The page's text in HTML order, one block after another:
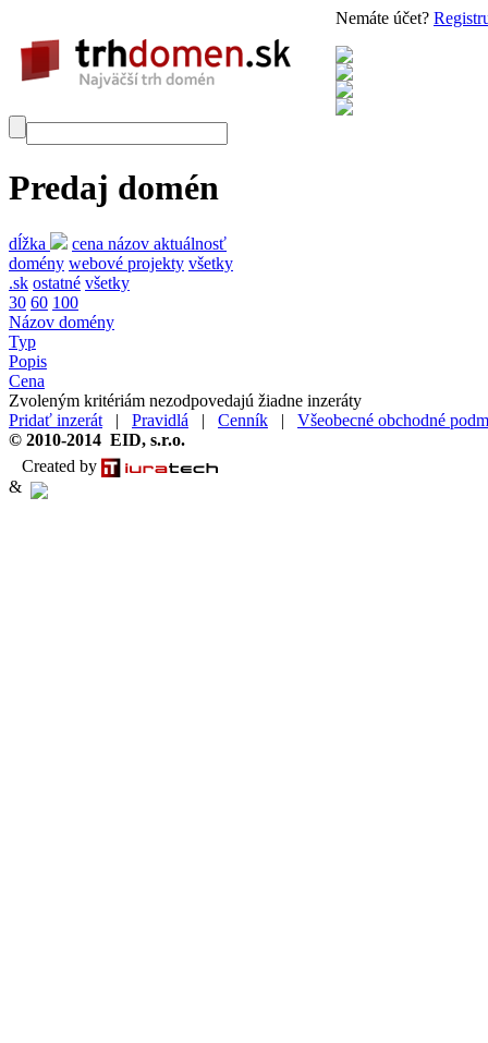
Nemáte účet?
Predaj domén
dĺžka cena názov aktuálnosť
domény webové projekty všetky
.sk ostatné všetky
30 60 100
Názov domény
Typ
Popis
Cena
Zvoleným kritériám nezodpovedajú žiadne inzeráty
Pridať inzerát | Pravidlá | Cenník | Všeobecné obchodné
© 2010-2014 EID, s.r.o.
Created by
&